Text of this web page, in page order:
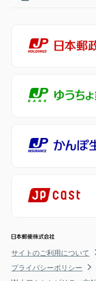
サイトのご利用について
プライバシーポリシー